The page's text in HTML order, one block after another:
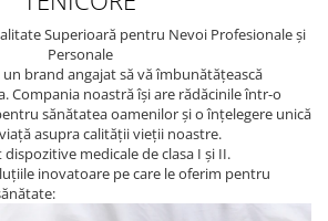
Superioară pentru Nevoi Profesionale și
Personale
un brand angajat să vă îmbunătățească
Compania noastră își are rădăcinile într-o
sănătatea oamenilor și o înțelegere unică
asupra calității vieții noastre.
medicale de clasa I și II.
inovatoare pe care le oferim pentru